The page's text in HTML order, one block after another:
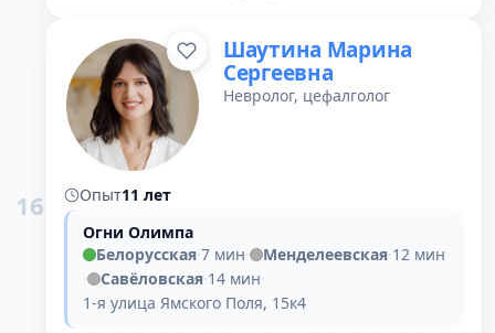
16
Шаутина Марина
Сергеевна
Невролог, цефалголог
Опыт11 лет
Огни Олимпа
Белорусская·7 мин· Менделеевская·12 мин
·
Савёловская·14 мин·
1-я улица Ямского Поля, 15к4